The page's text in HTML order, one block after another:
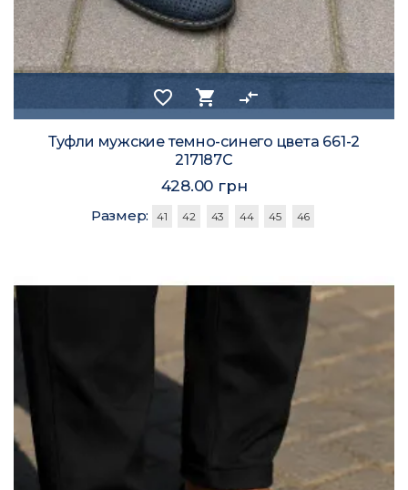
favorite_border shopping_cart compare_arrows
Туфли мужские темно-синего цвета 661-2
217187C
428.00 грн
Размер: 41 42 43 44 45 46